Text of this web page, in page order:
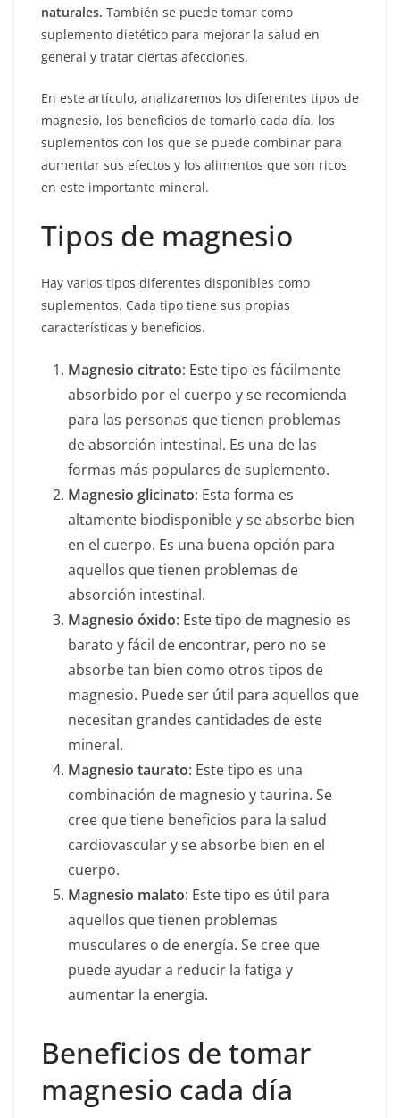
naturales. También se puede tomar como
suplemento dietético para mejorar la salud en
general y tratar ciertas afecciones.
En este artículo, analizaremos los diferentes tipos de
magnesio, los beneficios de tomarlo cada día, los
suplementos con los que se puede combinar para
aumentar sus efectos y los alimentos que son ricos
en este importante mineral.
Tipos de magnesio
Hay varios tipos diferentes disponibles como
suplementos. Cada tipo tiene sus propias
características y beneficios.
Magnesio citrato: Este tipo es fácilmente
absorbido por el cuerpo y se recomienda
para las personas que tienen problemas
de absorción intestinal. Es una de las
formas más populares de suplemento.
Magnesio glicinato: Esta forma es
altamente biodisponible y se absorbe bien
en el cuerpo. Es una buena opción para
aquellos que tienen problemas de
absorción intestinal.
Magnesio óxido: Este tipo de magnesio es
barato y fácil de encontrar, pero no se
absorbe tan bien como otros tipos de
magnesio. Puede ser útil para aquellos que
necesitan grandes cantidades de este
mineral.
Magnesio taurato: Este tipo es una
combinación de magnesio y taurina. Se
cree que tiene beneficios para la salud
cardiovascular y se absorbe bien en el
cuerpo.
Magnesio malato: Este tipo es útil para
aquellos que tienen problemas
musculares o de energía. Se cree que
puede ayudar a reducir la fatiga y
aumentar la energía.
Beneficios de tomar
magnesio cada día